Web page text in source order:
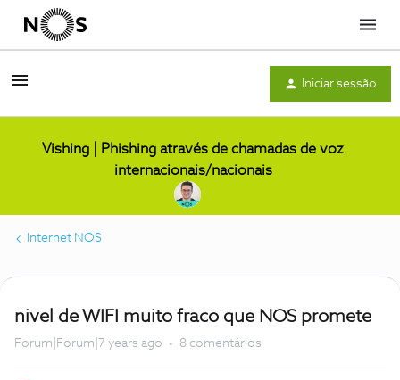
Menu
Iniciar sessão
Vishing | Phishing através de chamadas de voz
internacionais/nacionais
Internet NOS
nivel de WIFI muito fraco que NOS promete
Forum|Forum|7 years ago 8 comentários